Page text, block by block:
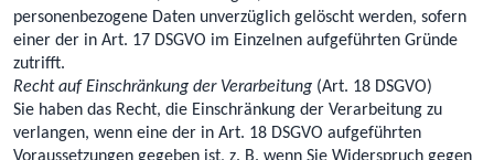
personenbezogene Daten unverzüglich gelöscht werden, sofern
einer der in Art. 17 DSGVO im Einzelnen aufgeführten Gründe
zutrifft.
Recht auf Einschränkung der Verarbeitung (Art. 18 DSGVO)
Sie haben das Recht, die Einschränkung der Verarbeitung zu
verlangen, wenn eine der in Art. 18 DSGVO aufgeführten